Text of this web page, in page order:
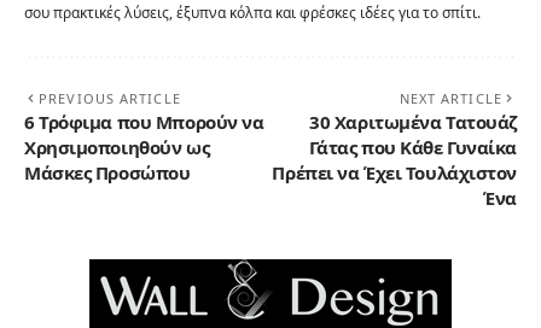
σου πρακτικές λύσεις, έξυπνα κόλπα και φρέσκες ιδέες για το σπίτι.
PREVIOUS ARTICLE
6 Τρόφιμα που Μπορούν να
Χρησιμοποιηθούν ως
Μάσκες Προσώπου
NEXT ARTICLE
30 Χαριτωμένα Τατουάζ
Γάτας που Κάθε Γυναίκα
Πρέπει να Έχει Τουλάχιστον
Ένα